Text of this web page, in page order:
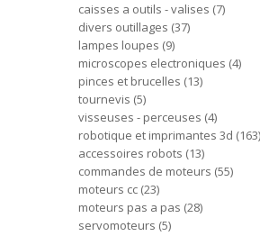
caisses a outils - valises 7
divers outillages 37
lampes loupes 9
microscopes electroniques 4
pinces et brucelles 13
tournevis 5
visseuses - perceuses 4
robotique et imprimantes 3d 163
accessoires robots 13
commandes de moteurs 55
moteurs cc 23
moteurs pas a pas 28
servomoteurs 5